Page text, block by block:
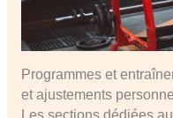
Programmes et
et ajustements